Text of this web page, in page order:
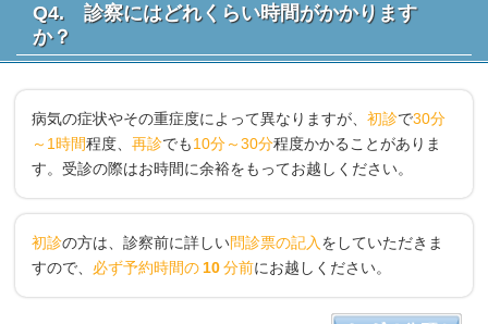
Q4. 診察にはどれくらい時間がかかります
か？
病気の症状やその重症度によって異なりますが、 初診で30分
～1時間程度、 再診でも10分～30分程度かかることがありま
す。受診の際はお時間に余裕をもってお越しください。
初診の方は、診察前に詳しい問診票の記入 をしていただきま
すので、 必ず予約時間の 10分前にお越しください。